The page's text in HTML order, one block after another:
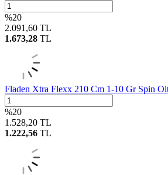
%20
2.091,60 TL
1.673,28 TL
Fladen Xtra Flexx 210 Cm 1-10 Gr Spin
%20
1.528,20 TL
1.222,56 TL